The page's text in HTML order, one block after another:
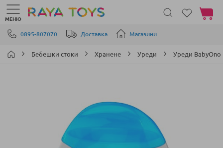
Прескачане към съдържанието
0895-807070 Доставка Магазини
МЕНЮ
Моята
Бебешки стоки Хранене Уреди Уреди BabyOno